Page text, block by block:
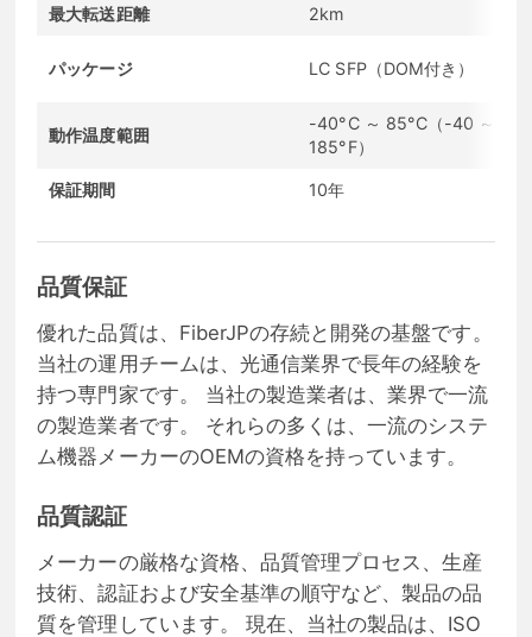
最大転送距離 2km
パッケージ LC SFP（DOM付き）
動作温度範囲
-40°C ～ 85°C（-40 ～
185°F）
保証期間 10年
品質保証
優れた品質は、FiberJPの存続と開発の基盤です。
当社の運用チームは、光通信業界で長年の経験を
持つ専門家です。 当社の製造業者は、業界で一流
の製造業者です。 それらの多くは、一流のシステ
ム機器メーカーのOEMの資格を持っています。
品質認証
メーカーの厳格な資格、品質管理プロセス、生産
技術、認証および安全基準の順守など、製品の品
質を管理しています。 現在、当社の製品は、ISO